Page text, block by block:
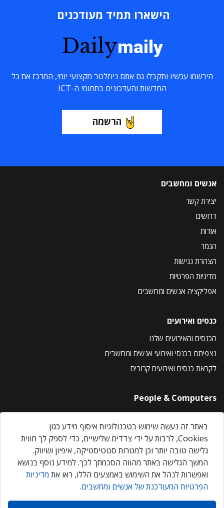
הישארו תמיד מעודכנים
Dailymaily
הירשמו עכשיו ותקבלו גם אתם ניוזלטר מקצועי יומי, המרכז את כל
החדשות והעדכונים בתחומי ה-ICT
הרשמה
אנשים ומחשבים
יצירת קשר
דרושים
אודות
הנמר
הצהרת נגישות
מדיניות הפרטיות
אפליקציה אנשים ומחשבים
כנסים ואירועים
הכנסים והאירועים שלנו
נצפיתם בכנסי ואירועי אנשים ומחשבים
לקראת כנסים ואירועים קרובים
People & Computers
About Us
Privacy Policy
Contact Us
Our Events
אנשים ומחשבים © 2026 – כל הזכויות שמורות
באתר זה נעשה שימוש בטכנולוגיות איסוף מידע כגון
Cookies, לרבות על ידי צדדים שלישיים, כדי לספק לך חווית
גלישה טובה יותר וכן למטרות סטטיסטיקה, איפיון ושיווק.
המשך הגלישה באתר מהווה הסכמתך לכך. למידע נוסף בנושא
ואפשרות לנהל את השימוש באמצעים הללו, ראו את מדיניות
הפרטיות המעודכנת של אנשים ומחשבים.